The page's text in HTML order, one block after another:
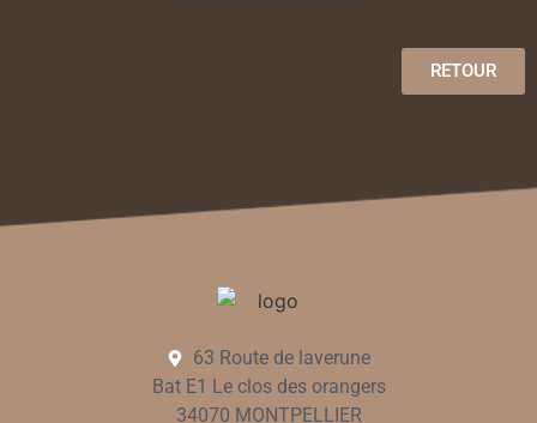
RETOUR
63 Route de laverune
Bat E1 Le clos des orangers
34070 MONTPELLIER